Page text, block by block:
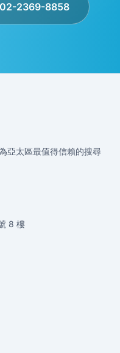
02-2369-8858
亞太區最值得信賴的搜尋
8 樓